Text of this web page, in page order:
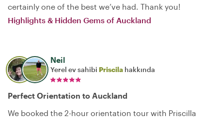
certainly one of the best we’ve had. Thank you!
Highlights & Hidden Gems of Auckland
Neil
Yerel ev sahibi Priscila hakkında
Perfect Orientation to Auckland
We booked the 2-hour orientation tour with Priscilla